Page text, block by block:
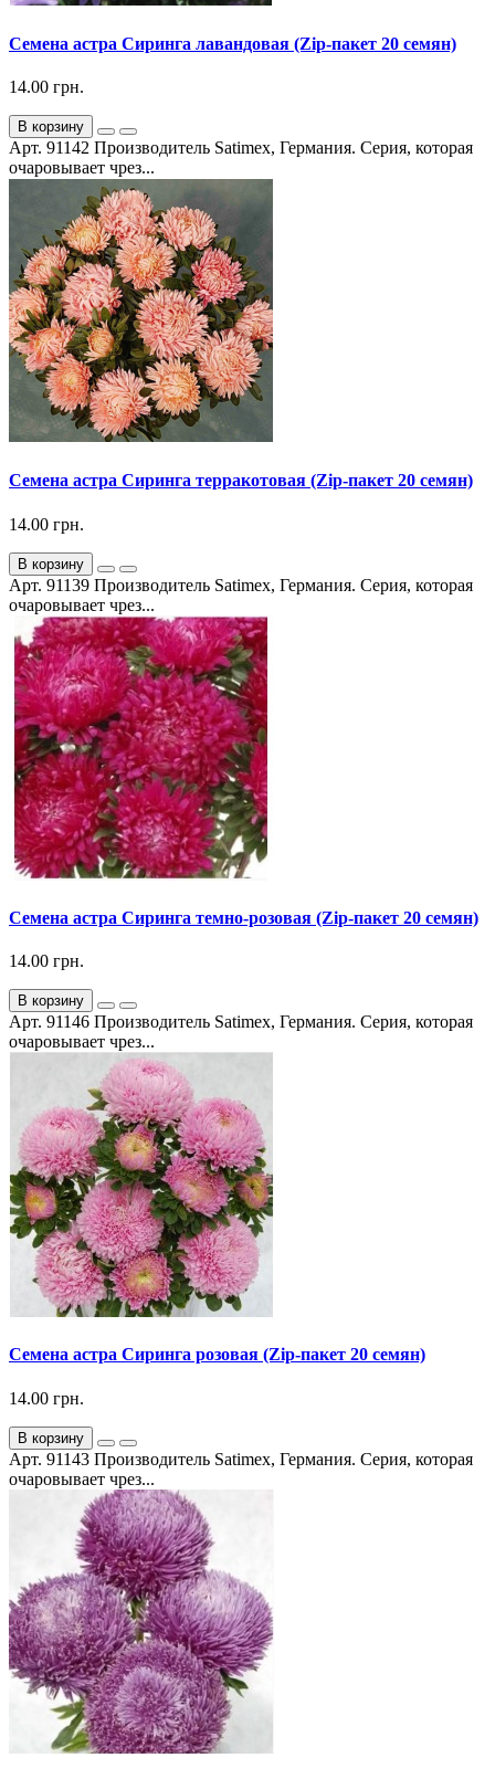
Семена астра Сиринга лавандовая (Zip-пакет 20 семян)
14.00 грн.
В корзину
Арт. 91142 Производитель Satimex, Германия. Серия, которая
очаровывает чрез...
Семена астра Сиринга терракотовая (Zip-пакет 20 семян)
14.00 грн.
В корзину
Арт. 91139 Производитель Satimex, Германия. Серия, которая
очаровывает чрез...
Семена астра Сиринга темно-розовая (Zip-пакет 20 семян)
14.00 грн.
В корзину
Арт. 91146 Производитель Satimex, Германия. Серия, которая
очаровывает чрез...
Семена астра Сиринга розовая (Zip-пакет 20 семян)
14.00 грн.
В корзину
Арт. 91143 Производитель Satimex, Германия. Серия, которая
очаровывает чрез...